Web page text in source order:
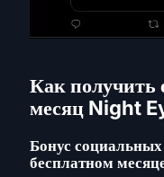
Как получить
месяц Night
Бонус социальных
бесплатном